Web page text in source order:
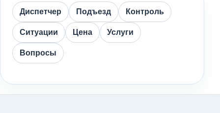
Диспетчер Подъезд Контроль
Ситуации Цена Услуги
Вопросы